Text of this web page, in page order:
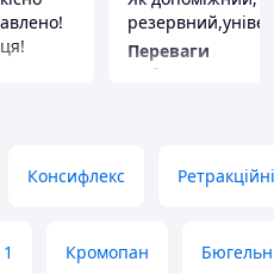
Переваги
Добре
Консифлекс
Кромопан